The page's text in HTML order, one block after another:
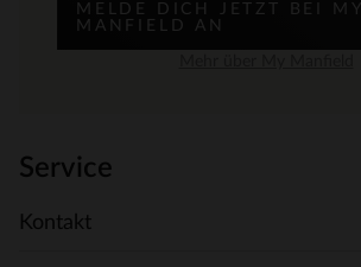
MELDE DICH JETZT BEI MY
MANFIELD AN
Service
Kontakt